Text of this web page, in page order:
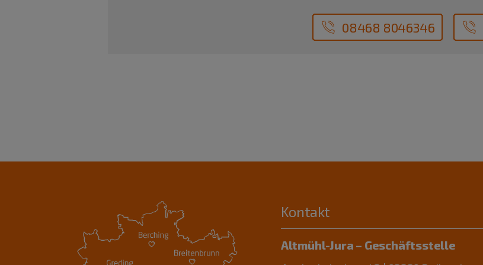
08468 8046346
Kontakt
Altmühl-Jura – Geschäftsstelle